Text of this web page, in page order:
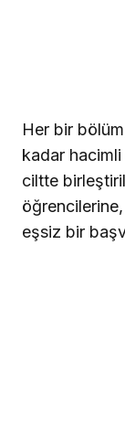
Her bir
kadar hacimli
ciltte
eşsiz bir